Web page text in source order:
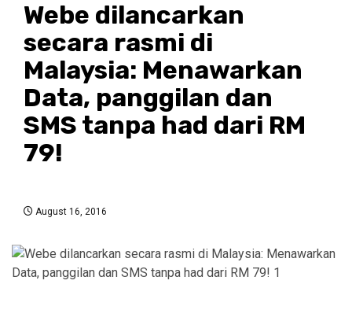
Webe dilancarkan
secara rasmi di
Malaysia: Menawarkan
Data, panggilan dan
SMS tanpa had dari RM
79!
August 16, 2016